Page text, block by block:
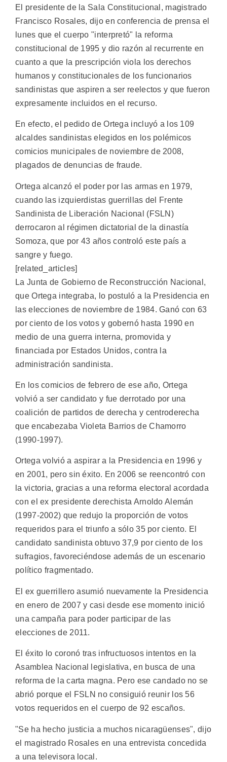
El presidente de la Sala Constitucional, magistrado
Francisco Rosales, dijo en conferencia de prensa el
lunes que el cuerpo "interpretó" la reforma
constitucional de 1995 y dio razón al recurrente en
cuanto a que la prescripción viola los derechos
humanos y constitucionales de los funcionarios
sandinistas que aspiren a ser reelectos y que fueron
expresamente incluidos en el recurso.
En efecto, el pedido de Ortega incluyó a los 109
alcaldes sandinistas elegidos en los polémicos
comicios municipales de noviembre de 2008,
plagados de denuncias de fraude.
Ortega alcanzó el poder por las armas en 1979,
cuando las izquierdistas guerrillas del Frente
Sandinista de Liberación Nacional (FSLN)
derrocaron al régimen dictatorial de la dinastía
Somoza, que por 43 años controló este país a
sangre y fuego.
[related_articles]
La Junta de Gobierno de Reconstrucción Nacional,
que Ortega integraba, lo postuló a la Presidencia en
las elecciones de noviembre de 1984. Ganó con 63
por ciento de los votos y gobernó hasta 1990 en
medio de una guerra interna, promovida y
financiada por Estados Unidos, contra la
administración sandinista.
En los comicios de febrero de ese año, Ortega
volvió a ser candidato y fue derrotado por una
coalición de partidos de derecha y centroderecha
que encabezaba Violeta Barrios de Chamorro
(1990-1997).
Ortega volvió a aspirar a la Presidencia en 1996 y
en 2001, pero sin éxito. En 2006 se reencontró con
la victoria, gracias a una reforma electoral acordada
con el ex presidente derechista Arnoldo Alemán
(1997-2002) que redujo la proporción de votos
requeridos para el triunfo a sólo 35 por ciento. El
candidato sandinista obtuvo 37,9 por ciento de los
sufragios, favoreciéndose además de un escenario
político fragmentado.
El ex guerrillero asumió nuevamente la Presidencia
en enero de 2007 y casi desde ese momento inició
una campaña para poder participar de las
elecciones de 2011.
El éxito lo coronó tras infructuosos intentos en la
Asamblea Nacional legislativa, en busca de una
reforma de la carta magna. Pero ese candado no se
abrió porque el FSLN no consiguió reunir los 56
votos requeridos en el cuerpo de 92 escaños.
"Se ha hecho justicia a muchos nicaragüenses", dijo
el magistrado Rosales en una entrevista concedida
a una televisora local.